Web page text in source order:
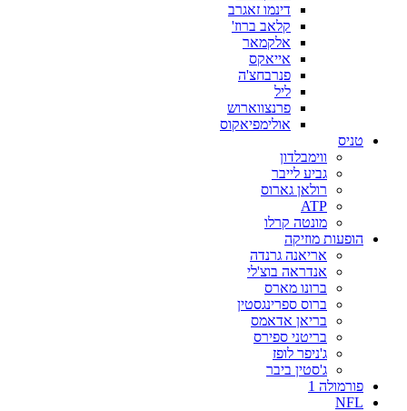
דינמו זאגרב
קלאב ברוז'
אלקמאר
אייאקס
פנרבחצ'ה
ליל
פרנצווארוש
אולימפיאקוס
טניס
ווימבלדון
גביע לייבר
רולאן גארוס
ATP
מונטה קרלו
הופעות מוזיקה
אריאנה גרנדה
אנדראה בוצ'לי
ברונו מארס
ברוס ספרינגסטין
בריאן אדאמס
בריטני ספירס
ג'ניפר לופז
ג'סטין ביבר
פורמולה 1
NFL